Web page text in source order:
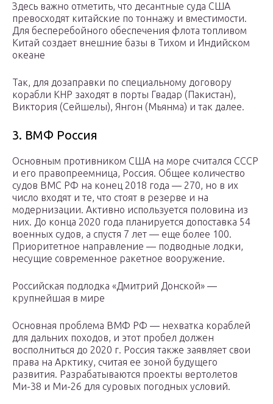
Здесь важно отметить, что десантные суда США
превосходят китайские по тоннажу и вместимости.
Для бесперебойного обеспечения флота топливом
Китай создает внешние базы в Тихом и Индийском
океане
Так, для дозаправки по специальному договору
корабли КНР заходят в порты Гвадар (Пакистан),
Виктория (Сейшелы), Янгон (Мьянма) и так далее.
3. ВМФ Россия
Основным противником США на море считался СССР
и его правопреемница, Россия. Общее количество
судов ВМС РФ на конец 2018 года — 270, но в их
число входят и те, что стоят в резерве и на
модернизации. Активно используется половина из
них. До конца 2020 года планируется допоставка 54
военных судов, а спустя 7 лет — еще более 100.
Приоритетное направление — подводные лодки,
несущие современное ракетное вооружение.
Российская подлодка «Дмитрий Донской» —
крупнейшая в мире
Основная проблема ВМФ РФ — нехватка кораблей
для дальних походов, и этот пробел должен
восполниться до 2020 г. Россия также заявляет свои
права на Арктику, считая ее зоной будущего
развития. Разрабатываются проекты вертолетов
Ми-38 и Ми-26 для суровых погодных условий.